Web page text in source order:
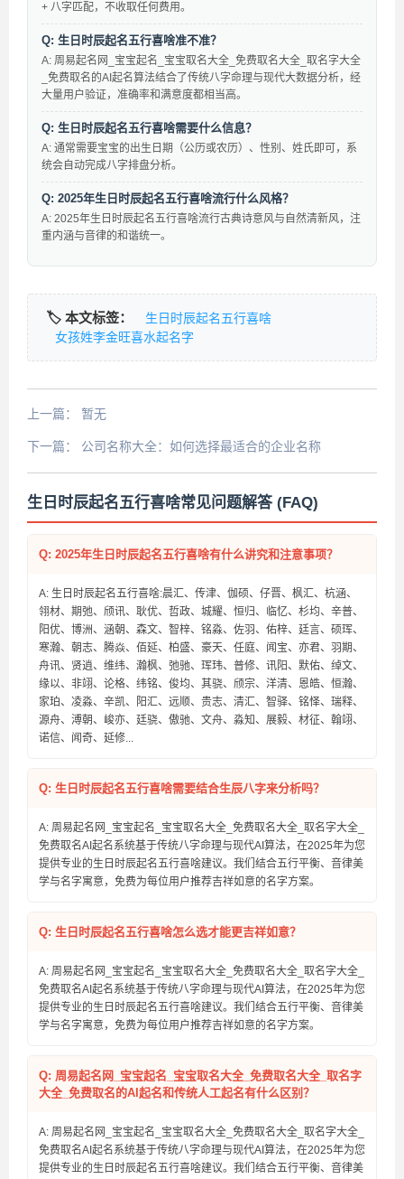
+ 八字匹配，不收取任何费用。
Q: 生日时辰起名五行喜啥准不准？
A: 周易起名网_宝宝起名_宝宝取名大全_免费取名大全_取名字大全
_免费取名的AI起名算法结合了传统八字命理与现代大数据分析，经
大量用户验证，准确率和满意度都相当高。
Q: 生日时辰起名五行喜啥需要什么信息？
A: 通常需要宝宝的出生日期（公历或农历）、性别、姓氏即可，系
统会自动完成八字排盘分析。
Q: 2025年生日时辰起名五行喜啥流行什么风格？
A: 2025年生日时辰起名五行喜啥流行古典诗意风与自然清新风，注
重内涵与音律的和谐统一。
🏷️ 本文标签：
生日时辰起名五行喜啥
女孩姓李金旺喜水起名字
上一篇： 暂无
下一篇： 公司名称大全：如何选择最适合的企业名称
生日时辰起名五行喜啥常见问题解答 (FAQ)
Q: 2025年生日时辰起名五行喜啥有什么讲究和注意事项？
A: 生日时辰起名五行喜啥:晨汇、传津、伽硕、仔晋、枫汇、杭涵、
翎材、期弛、颀讯、耿优、哲政、城耀、恒归、临忆、杉均、辛普、
阳优、博洲、涵朝、森文、智梓、铭淼、佐羽、佑梓、廷言、硕珲、
寒瀚、朝志、腾焱、佰延、柏盛、豪天、任庭、闻宝、亦君、羽期、
舟讯、贤逍、维纬、瀚枫、弛驰、珲玮、普修、讯阳、默佑、绰文、
缘以、非翊、论格、纬铭、俊均、其骁、颀宗、洋清、恩皓、恒瀚、
家珀、凌淼、辛凯、阳汇、远顺、贵志、清汇、智驿、铭怿、瑞释、
源舟、溥朝、峻亦、廷骁、傲驰、文舟、淼知、展毅、材征、翰翊、
诺信、闻奇、延修...
Q: 生日时辰起名五行喜啥需要结合生辰八字来分析吗？
A: 周易起名网_宝宝起名_宝宝取名大全_免费取名大全_取名字大全_
免费取名AI起名系统基于传统八字命理与现代AI算法，在2025年为您
提供专业的生日时辰起名五行喜啥建议。我们结合五行平衡、音律美
学与名字寓意，免费为每位用户推荐吉祥如意的名字方案。
Q: 生日时辰起名五行喜啥怎么选才能更吉祥如意？
A: 周易起名网_宝宝起名_宝宝取名大全_免费取名大全_取名字大全_
免费取名AI起名系统基于传统八字命理与现代AI算法，在2025年为您
提供专业的生日时辰起名五行喜啥建议。我们结合五行平衡、音律美
学与名字寓意，免费为每位用户推荐吉祥如意的名字方案。
Q: 周易起名网_宝宝起名_宝宝取名大全_免费取名大全_取名字
大全_免费取名的AI起名和传统人工起名有什么区别？
A: 周易起名网_宝宝起名_宝宝取名大全_免费取名大全_取名字大全_
免费取名AI起名系统基于传统八字命理与现代AI算法，在2025年为您
提供专业的生日时辰起名五行喜啥建议。我们结合五行平衡、音律美